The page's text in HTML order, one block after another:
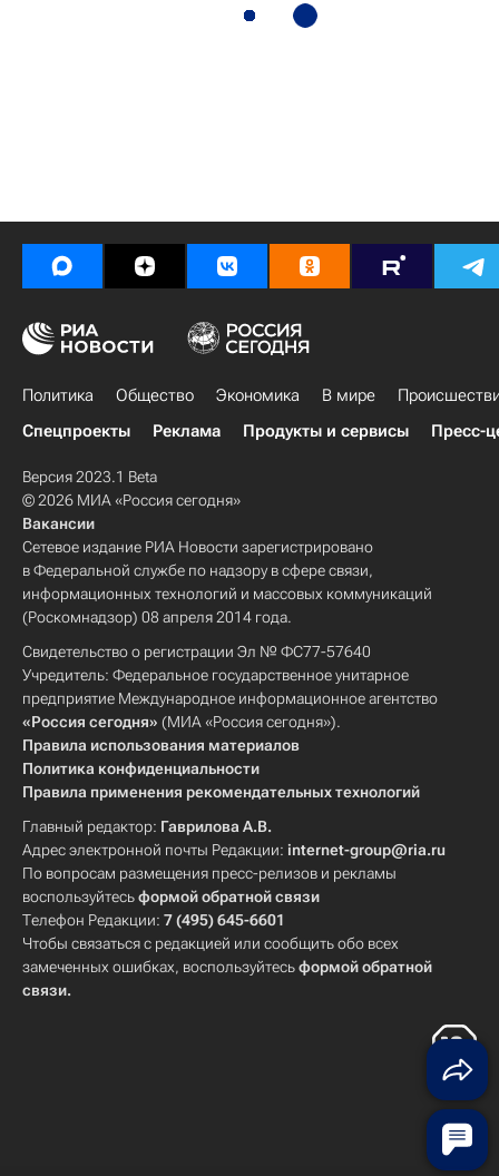
Политика Общество Экономика В мире
Спецпроекты
Реклама Продукты и сервисы Пресс-
Версия 2023.1 Beta
© 2026 МИА «Россия сегодня»
Вакансии
Сетевое издание РИА Новости зарегистрировано
в Федеральной службе по надзору в сфере связи,
информационных технологий и массовых коммуникаций
(Роскомнадзор) 08 апреля 2014 года.
Свидетельство о регистрации Эл № ФС77-57640
Учредитель: Федеральное государственное унитарное
предприятие Международное информационное агентство
«Россия сегодня» (МИА «Россия сегодня»).
Правила использования материалов
Политика конфиденциальности
Правила применения рекомендательных технологий
Главный редактор: Гаврилова А.В.
Адрес электронной почты Редакции: internet-group@ria.ru
По вопросам размещения пресс-релизов и рекламы
воспользуйтесьформой обратной связи
Телефон Редакции: 7 (495) 645-6601
Чтобы связаться с редакцией или сообщить обо всех
замеченных ошибках, воспользуйтесьформой обратной
связи.